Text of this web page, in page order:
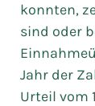
konnten,
sind oder
Jahr der
Urteil vom